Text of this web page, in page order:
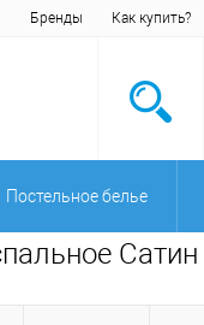
Бренды Как купить?
Постельное белье